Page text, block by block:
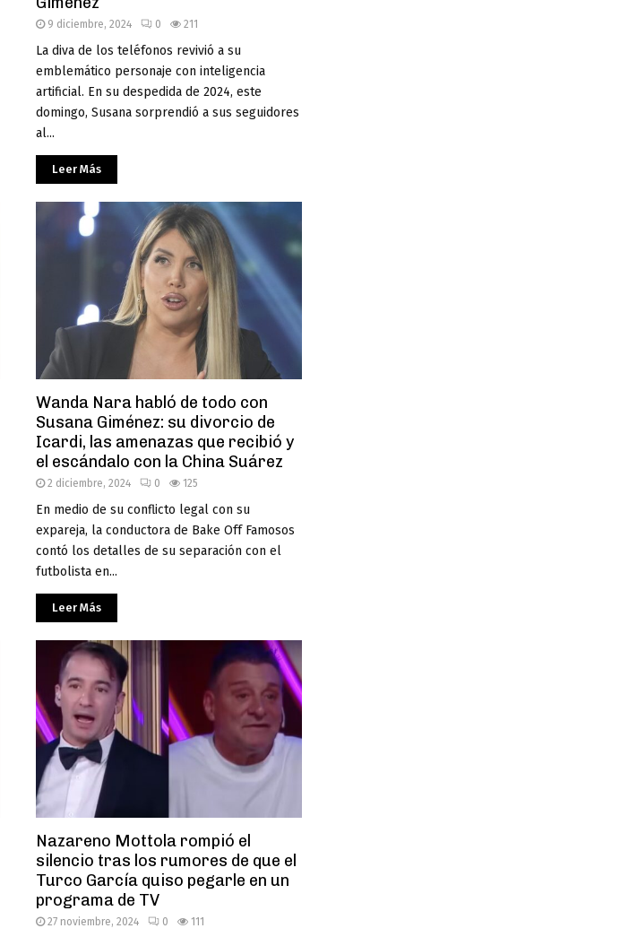
9 diciembre, 2024 0 211
La diva de los teléfonos revivió a su
emblemático personaje con inteligencia
artificial. En su despedida de 2024, este
domingo, Susana sorprendió a sus seguidores
al...
Leer Más
Wanda Nara habló de todo con
Susana Giménez: su divorcio de
Icardi, las amenazas que recibió y
el escándalo con la China Suárez
2 diciembre, 2024 0 125
En medio de su conflicto legal con su
expareja, la conductora de Bake Off Famosos
contó los detalles de su separación con el
futbolista en...
Leer Más
Nazareno Mottola rompió el
silencio tras los rumores de que el
Turco García quiso pegarle en un
programa de TV
27 noviembre, 2024 0 111